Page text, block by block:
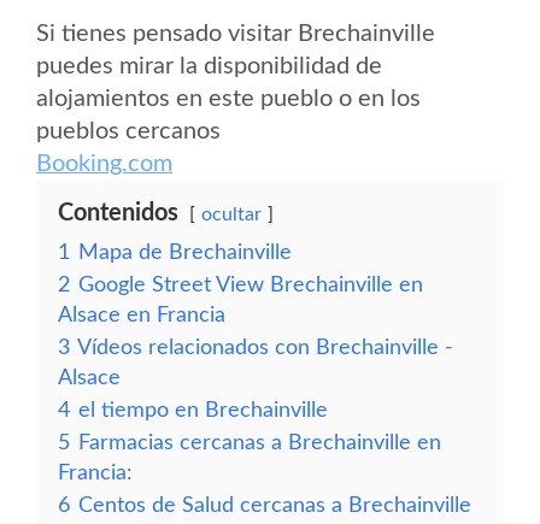
Si tienes pensado visitar Brechainville
puedes mirar la disponibilidad de
alojamientos en este pueblo o en los
pueblos cercanos
Booking.com
Contenidos ocultar
1
Mapa de Brechainville
2 Google Street View Brechainville en
Alsace en Francia
3 Vídeos relacionados con Brechainville -
Alsace
4 el tiempo en Brechainville
5 Farmacias cercanas a Brechainville en
Francia:
6 Centos de Salud cercanas a Brechainville